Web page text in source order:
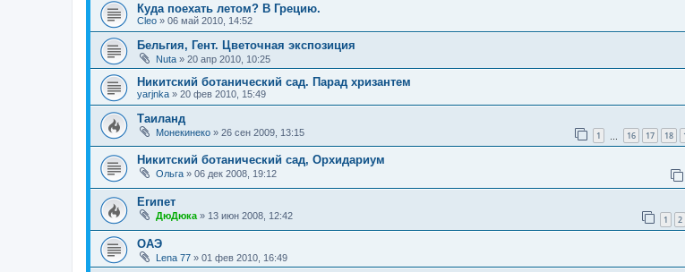
Куда поехать летом? В Грецию.
Cleo » 06 май 2010, 14:52
Бельгия, Гент. Цветочная экспозиция
Nuta » 20 апр 2010, 10:25
Никитский ботанический сад. Парад хризантем
yarjnka » 20 фев 2010, 15:49
Таиланд
Монекинеко » 26 сен 2009, 13:15 1 16 17 18
Никитский ботанический сад, Орхидариум
Ольга » 06 дек 2008, 19:12
Египет
ДюДюка » 13 июн 2008, 12:42 1 2
ОАЭ
Lena 77 » 01 фев 2010, 16:49